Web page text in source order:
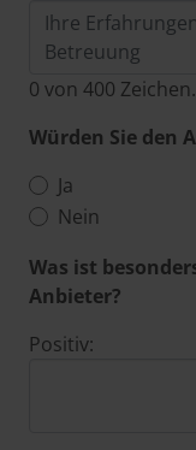
0 von 400 Zeichen.
Würden Sie den
Ja
Nein
Was ist
Anbieter?
Positiv: